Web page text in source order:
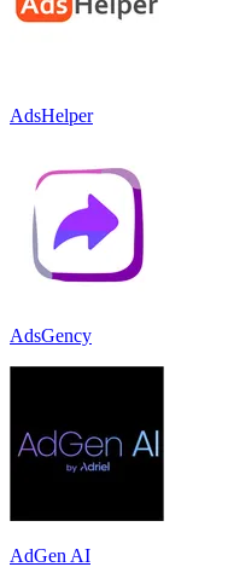
AdsHelper
AdsGency
AdGen AI